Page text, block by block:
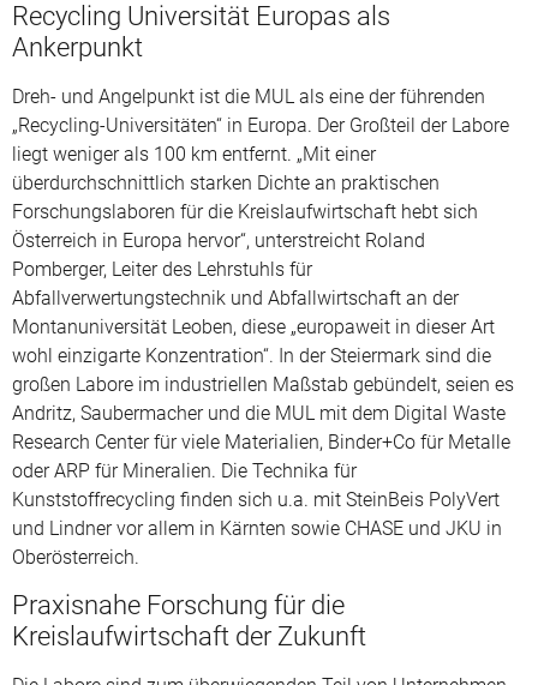
Recycling Universität Europas als
Ankerpunkt
Dreh- und Angelpunkt ist die MUL als eine der führenden
„Recycling-Universitäten“ in Europa. Der Großteil der Labore
liegt weniger als 100 km entfernt. „Mit einer
überdurchschnittlich starken Dichte an praktischen
Forschungslaboren für die Kreislaufwirtschaft hebt sich
Österreich in Europa hervor“, unterstreicht Roland
Pomberger, Leiter des Lehrstuhls für
Abfallverwertungstechnik und Abfallwirtschaft an der
Montanuniversität Leoben, diese „europaweit in dieser Art
wohl einzigarte Konzentration“. In der Steiermark sind die
großen Labore im industriellen Maßstab gebündelt, seien es
Andritz, Saubermacher und die MUL mit dem Digital Waste
Research Center für viele Materialien, Binder+Co für Metalle
oder ARP für Mineralien. Die Technika für
Kunststoffrecycling finden sich u.a. mit SteinBeis PolyVert
und Lindner vor allem in Kärnten sowie CHASE und JKU in
Oberösterreich.
Praxisnahe Forschung für die
Kreislaufwirtschaft der Zukunft